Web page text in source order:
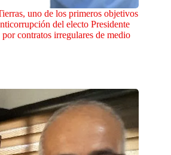
uno de los primeros objetivos
del electo Presidente
contratos irregulares de medio